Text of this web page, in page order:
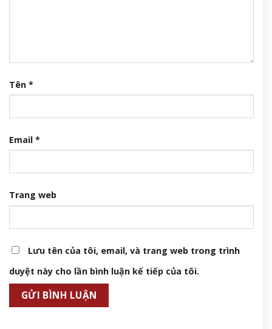
Tên *
Email *
Trang web
Lưu tên của tôi, email, và trang web trong trình
duyệt này cho lần bình luận kế tiếp của tôi.